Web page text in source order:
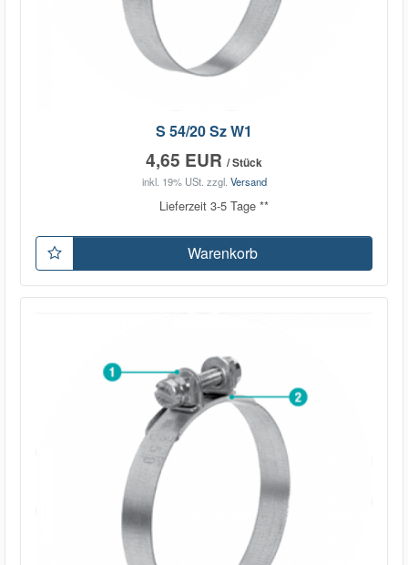
S 54/20 Sz W1
4,65 EUR / Stück
inkl. 19% USt. zzgl. Versand
Lieferzeit 3-5 Tage **
Warenkorb